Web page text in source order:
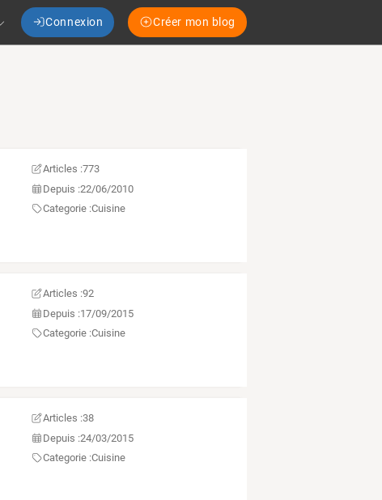
Connexion Créer mon blog
Articles :773
Depuis :22/06/2010
Categorie :Cuisine
Articles :92
Depuis :17/09/2015
Categorie :Cuisine
Articles :38
Depuis :24/03/2015
Categorie :Cuisine